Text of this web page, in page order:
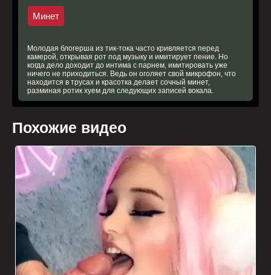
Минет
Молодая блогерша из тик-тока часто кривляется перед
камерой, открывая рот под музыку и имитирует пение. Но
когда дело доходит до интима с парнем, имитировать уже
ничего не приходиться. Ведь он оголяет свой микрофон, что
находится в трусах и красотка делает сочный минет,
разминая ротик хуем для следующих записей вокала.
Похожие видео